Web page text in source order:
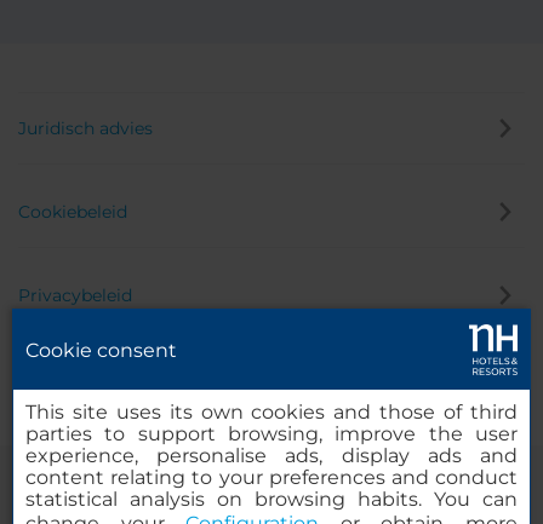
Juridisch advies
Cookiebeleid
Privacybeleid
Cookie consent
This site uses its own cookies and those of third
parties to support browsing, improve the user
experience, personalise ads, display ads and
content relating to your preferences and conduct
statistical analysis on browsing habits. You can